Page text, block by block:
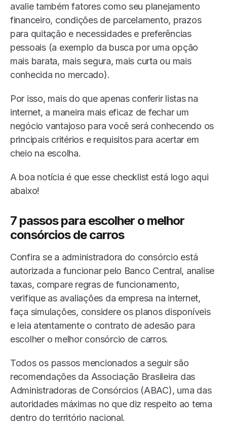
avalie também fatores como seu planejamento
financeiro, condições de parcelamento, prazos
para quitação e necessidades e preferências
pessoais (a exemplo da busca por uma opção
mais barata, mais segura, mais curta ou mais
conhecida no mercado).
Por isso, mais do que apenas conferir listas na
internet, a maneira mais eficaz de fechar um
negócio vantajoso para você será conhecendo os
principais critérios e requisitos para acertar em
cheio na escolha.
A boa notícia é que esse checklist está logo aqui
abaixo!
7 passos para escolher o melhor
consórcios de carros
Confira se a administradora do consórcio está
autorizada a funcionar pelo Banco Central, analise
taxas, compare regras de funcionamento,
verifique as avaliações da empresa na internet,
faça simulações, considere os planos disponíveis
e leia atentamente o contrato de adesão para
escolher o melhor consórcio de carros.
Todos os passos mencionados a seguir são
recomendações da Associação Brasileira das
Administradoras de Consórcios (ABAC), uma das
autoridades máximas no que diz respeito ao tema
dentro do território nacional.